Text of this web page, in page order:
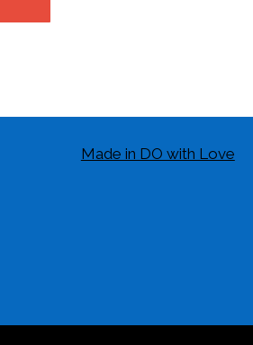
Made in DO with Love